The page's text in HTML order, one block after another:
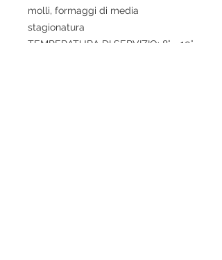
molli, formaggi di media
stagionatura
TEMPERATURA DI SERVIZIO: 8° - 10°